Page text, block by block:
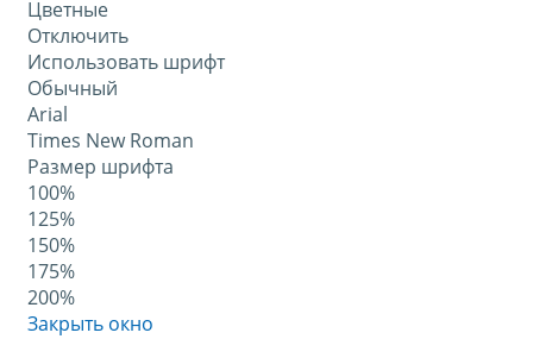
Цветные
Отключить
Использовать шрифт
Обычный
Arial
Times New Roman
Размер шрифта
100%
125%
150%
175%
200%
Закрыть окно